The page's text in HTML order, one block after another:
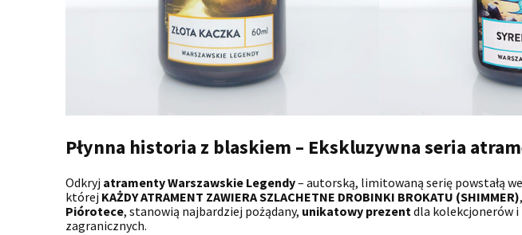
Płynna historia z blaskiem – Ekskluzywna seria
Odkryj atramenty Warszawskie Legendy– autorską, limitowaną serię powstałą
której KAŻDY ATRAMENT ZAWIERA SZLACHETNE DROBINKI BROKATU (SHIMMER)
Piórotece, stanowią najbardziej pożądany, unikatowy prezentdla kolekcjonerów
zagranicznych.